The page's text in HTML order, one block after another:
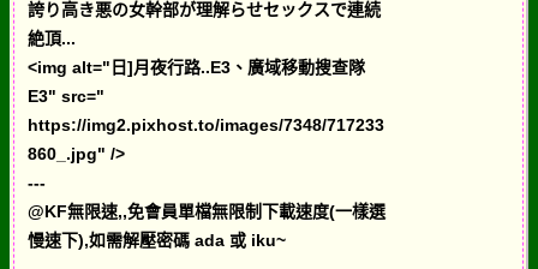
誇り高き悪の女幹部が理解らせセックスで連続
絶頂...
<img alt="日]月夜行路..E3、廣域移動搜查隊
E3" src="
https://img2.pixhost.to/images/7348/717233
860_.jpg" />
---
@KF無限速,,免會員單檔無限制下載速度(一樣選
慢速下),如需解壓密碼 ada 或 iku~